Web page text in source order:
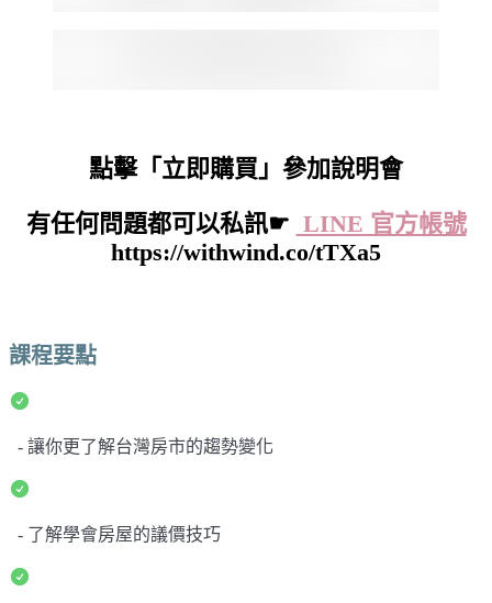
點擊「立即購買」參加說明會
有任何問題都可以私訊☛ LINE 官方帳號
https://withwind.co/tTXa5
課程要點
- 讓你更了解台灣房市的趨勢變化
- 了解學會房屋的議價技巧